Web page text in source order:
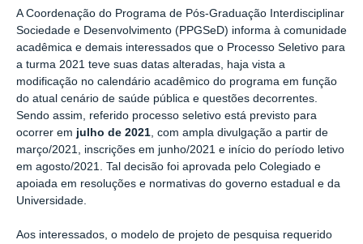
A Coordenação do Programa de Pós-Graduação Interdisciplinar
Sociedade e Desenvolvimento (PPGSeD) informa à comunidade
acadêmica e demais interessados que o Processo Seletivo para
a turma 2021 teve suas datas alteradas, haja vista a
modificação no calendário acadêmico do programa em função
do atual cenário de saúde pública e questões decorrentes.
Sendo assim, referido processo seletivo está previsto para
ocorrer em julho de 2021, com ampla divulgação a partir de
março/2021, inscrições em junho/2021 e início do período letivo
em agosto/2021. Tal decisão foi aprovada pelo Colegiado e
apoiada em resoluções e normativas do governo estadual e da
Universidade.
Aos interessados, o modelo de projeto de pesquisa requerido